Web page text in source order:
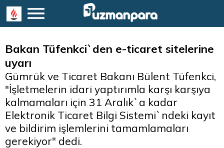
Bakan Tüfenkci`den e-ticaret sitelerine
uyarı
Gümrük ve Ticaret Bakanı Bülent Tüfenkci,
"İşletmelerin idari yaptırımla karşı karşıya
kalmamaları için 31 Aralık`a kadar
Elektronik Ticaret Bilgi Sistemi`ndeki kayıt
ve bildirim işlemlerini tamamlamaları
gerekiyor" dedi.